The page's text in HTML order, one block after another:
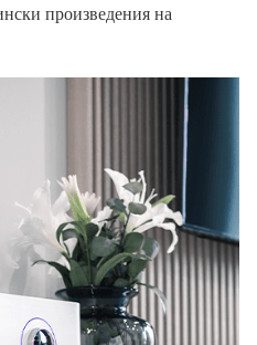
произведения на